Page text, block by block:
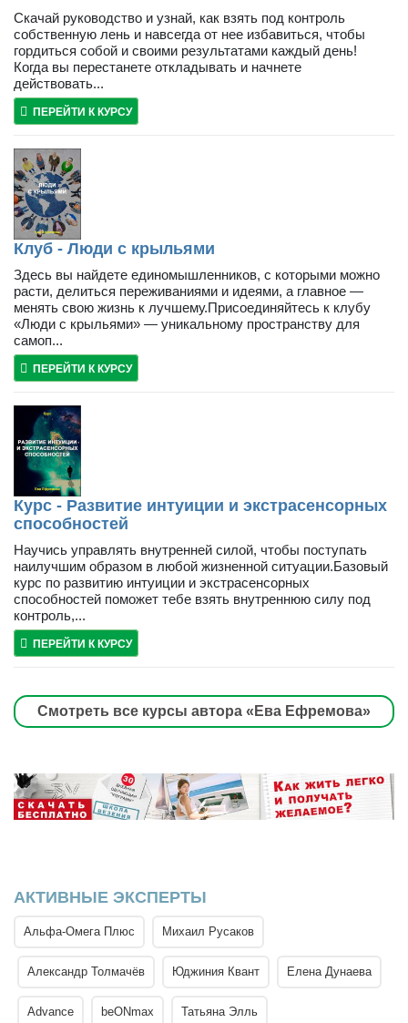
Скачай руководство и узнай, как взять под контроль
собственную лень и навсегда от нее избавиться, чтобы
гордиться собой и своими результатами каждый день!
Когда вы перестанете откладывать и начнете
действовать...
ПЕРЕЙТИ К КУРСУ
Клуб - Люди с крыльями
Здесь вы найдете единомышленников, с которыми можно
расти, делиться переживаниями и идеями, а главное —
менять свою жизнь к лучшему.Присоединяйтесь к клубу
«Люди с крыльями» — уникальному пространству для
самоп...
ПЕРЕЙТИ К КУРСУ
Курс - Развитие интуиции и экстрасенсорных
способностей
Научись управлять внутренней силой, чтобы поступать
наилучшим образом в любой жизненной ситуации.Базовый
курс по развитию интуиции и экстрасенсорных
способностей поможет тебе взять внутреннюю силу под
контроль,...
ПЕРЕЙТИ К КУРСУ
Смотреть все курсы автора «Ева Ефремова»
АКТИВНЫЕ ЭКСПЕРТЫ
Альфа-Омега Плюс Михаил Русаков
Александр Толмачёв Юджиния Квант Елена Дунаева
Advance beONmax Татьяна Элль